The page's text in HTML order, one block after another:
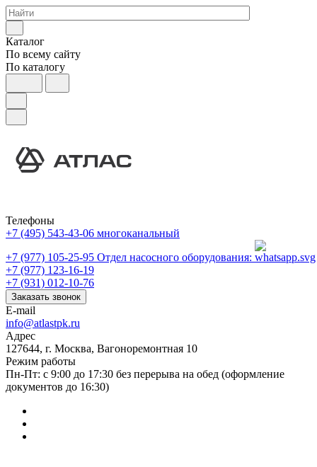
Каталог
По всему сайту
По каталогу
Телефоны
+7 (495) 543-43-06 многоканальный
+7 (977) 105-25-95 Отдел насосного оборудования:
+7 (977) 123-16-19
+7 (931) 012-10-76
Заказать звонок
E-mail
info@atlastpk.ru
Адрес
127644, г. Москва, Вагоноремонтная 10
Режим работы
Пн-Пт: с 9:00 до 17:30 без перерыва на обед (оформление
документов до 16:30)